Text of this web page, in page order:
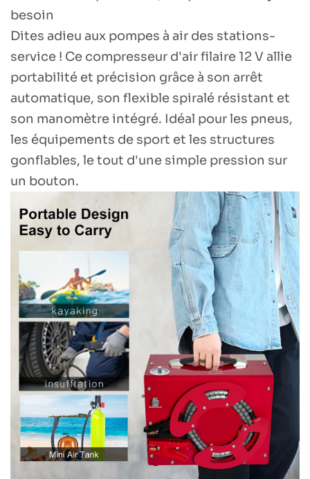
besoin
Dites adieu aux pompes à air des stations-
service ! Ce compresseur d'air filaire 12 V allie
portabilité et précision grâce à son arrêt
automatique, son flexible spiralé résistant et
son manomètre intégré. Idéal pour les pneus,
les équipements de sport et les structures
gonflables, le tout d'une simple pression sur
un bouton.